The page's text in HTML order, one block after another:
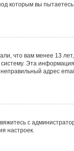
которым вы пытаетесь
что вам менее 13
Эта
адрес
с
настроек.